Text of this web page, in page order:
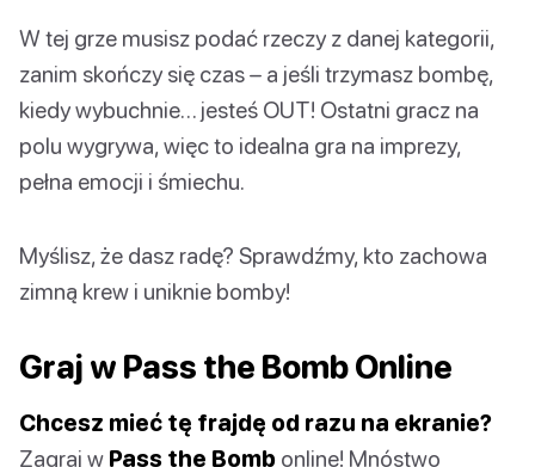
W tej grze musisz podać rzeczy z danej kategorii,
zanim skończy się czas – a jeśli trzymasz bombę,
kiedy wybuchnie… jesteś OUT! Ostatni gracz na
polu wygrywa, więc to idealna gra na imprezy,
pełna emocji i śmiechu.
Myślisz, że dasz radę? Sprawdźmy, kto zachowa
zimną krew i uniknie bomby!
Graj w Pass the Bomb Online
Chcesz mieć tę frajdę od razu na ekranie?
Zagraj w Pass the Bomb online! Mnóstwo